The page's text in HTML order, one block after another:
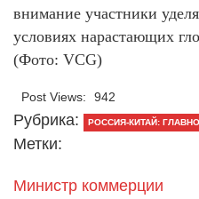
внимание участники
условиях нарастающих
(Фото: VCG)
Post Views: 942
Рубрика: РОССИЯ-КИТАЙ:
Метки:
Министр коммерции